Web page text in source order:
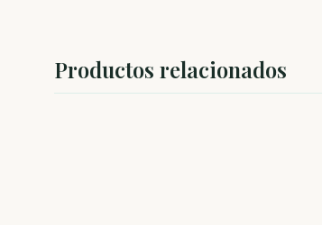
Productos relacionados